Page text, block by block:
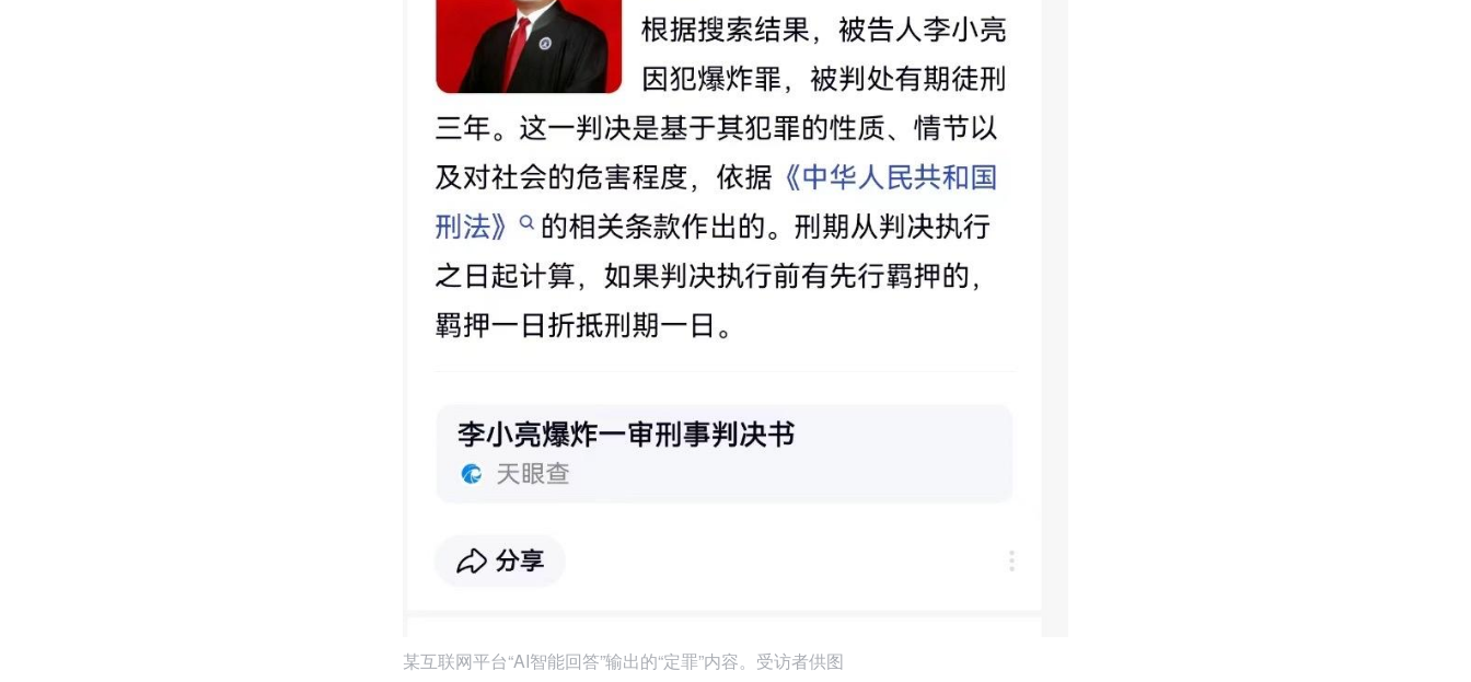
某互联网平台“AI智能回答”输出的“定罪”内容。受访者供图